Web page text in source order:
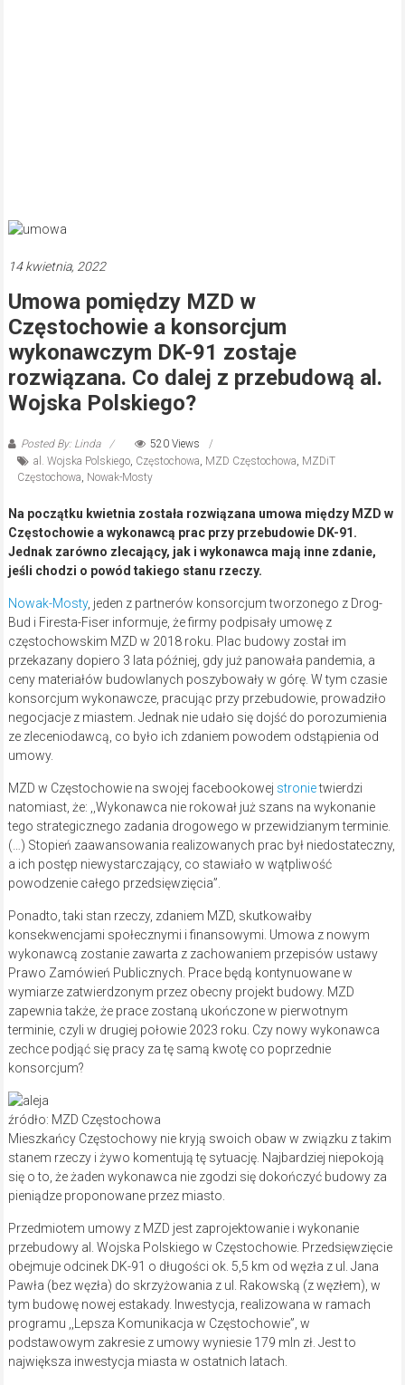
14 kwietnia, 2022
Umowa pomiędzy MZD w
Częstochowie a konsorcjum
wykonawczym DK-91 zostaje
rozwiązana. Co dalej z przebudową al.
Wojska Polskiego?
Posted By: Linda
520 Views
al. Wojska Polskiego, Częstochowa, MZD Częstochowa, MZDiT
Częstochowa, Nowak-Mosty
Na początku kwietnia została rozwiązana umowa między MZD w
Częstochowie a wykonawcą prac przy przebudowie DK-91.
Jednak zarówno zlecający, jak i wykonawca mają inne zdanie,
jeśli chodzi o powód takiego stanu rzeczy.
Nowak-Mosty, jeden z partnerów konsorcjum tworzonego z Drog-
Bud i Firesta-Fiser informuje, że firmy podpisały umowę z
częstochowskim MZD w 2018 roku. Plac budowy został im
przekazany dopiero 3 lata później, gdy już panowała pandemia, a
ceny materiałów budowlanych poszybowały w górę. W tym czasie
konsorcjum wykonawcze, pracując przy przebudowie, prowadziło
negocjacje z miastem. Jednak nie udało się dojść do porozumienia
ze zleceniodawcą, co było ich zdaniem powodem odstąpienia od
umowy.
MZD w Częstochowie na swojej facebookowej stronietwierdzi
natomiast, że: ,,Wykonawca nie rokował już szans na wykonanie
tego strategicznego zadania drogowego w przewidzianym terminie.
(…) Stopień zaawansowania realizowanych prac był niedostateczny,
a ich postęp niewystarczający, co stawiało w wątpliwość
powodzenie całego przedsięwzięcia”.
Ponadto, taki stan rzeczy, zdaniem MZD, skutkowałby
konsekwencjami społecznymi i finansowymi. Umowa z nowym
wykonawcą zostanie zawarta z zachowaniem przepisów ustawy
Prawo Zamówień Publicznych. Prace będą kontynuowane w
wymiarze zatwierdzonym przez obecny projekt budowy. MZD
zapewnia także, że prace zostaną ukończone w pierwotnym
terminie, czyli w drugiej połowie 2023 roku. Czy nowy wykonawca
zechce podjąć się pracy za tę samą kwotę co poprzednie
konsorcjum?
źródło: MZD Częstochowa
Mieszkańcy Częstochowy nie kryją swoich obaw w związku z takim
stanem rzeczy i żywo komentują tę sytuację. Najbardziej niepokoją
się o to, że żaden wykonawca nie zgodzi się dokończyć budowy za
pieniądze proponowane przez miasto.
Przedmiotem umowy z MZD jest zaprojektowanie i wykonanie
przebudowy al. Wojska Polskiego w Częstochowie. Przedsięwzięcie
obejmuje odcinek DK-91 o długości ok. 5,5 km od węzła z ul. Jana
Pawła (bez węzła) do skrzyżowania z ul. Rakowską (z węzłem), w
tym budowę nowej estakady. Inwestycja, realizowana w ramach
programu ,,Lepsza Komunikacja w Częstochowie”, w
podstawowym zakresie z umowy wyniesie 179 mln zł. Jest to
największa inwestycja miasta w ostatnich latach.